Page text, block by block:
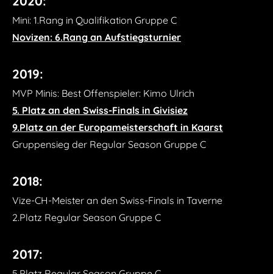
Mini: 1.Rang in Qualifikation Gruppe C
Novizen: 6.Rang an Aufstiegsturnier
2019:
MVP Minis: Best Offenspieler: Kimo Ulrich
​5. Platz an den Swiss-Finals in Givisiez
9.Platz an der Europameisterschaft in Kaarst
Gruppensieg der Regular Season Gruppe C
2018:
Vize-CH-Meister an den Swiss-Finals in Taverne
2.Platz Regular Season Gruppe C
2017: